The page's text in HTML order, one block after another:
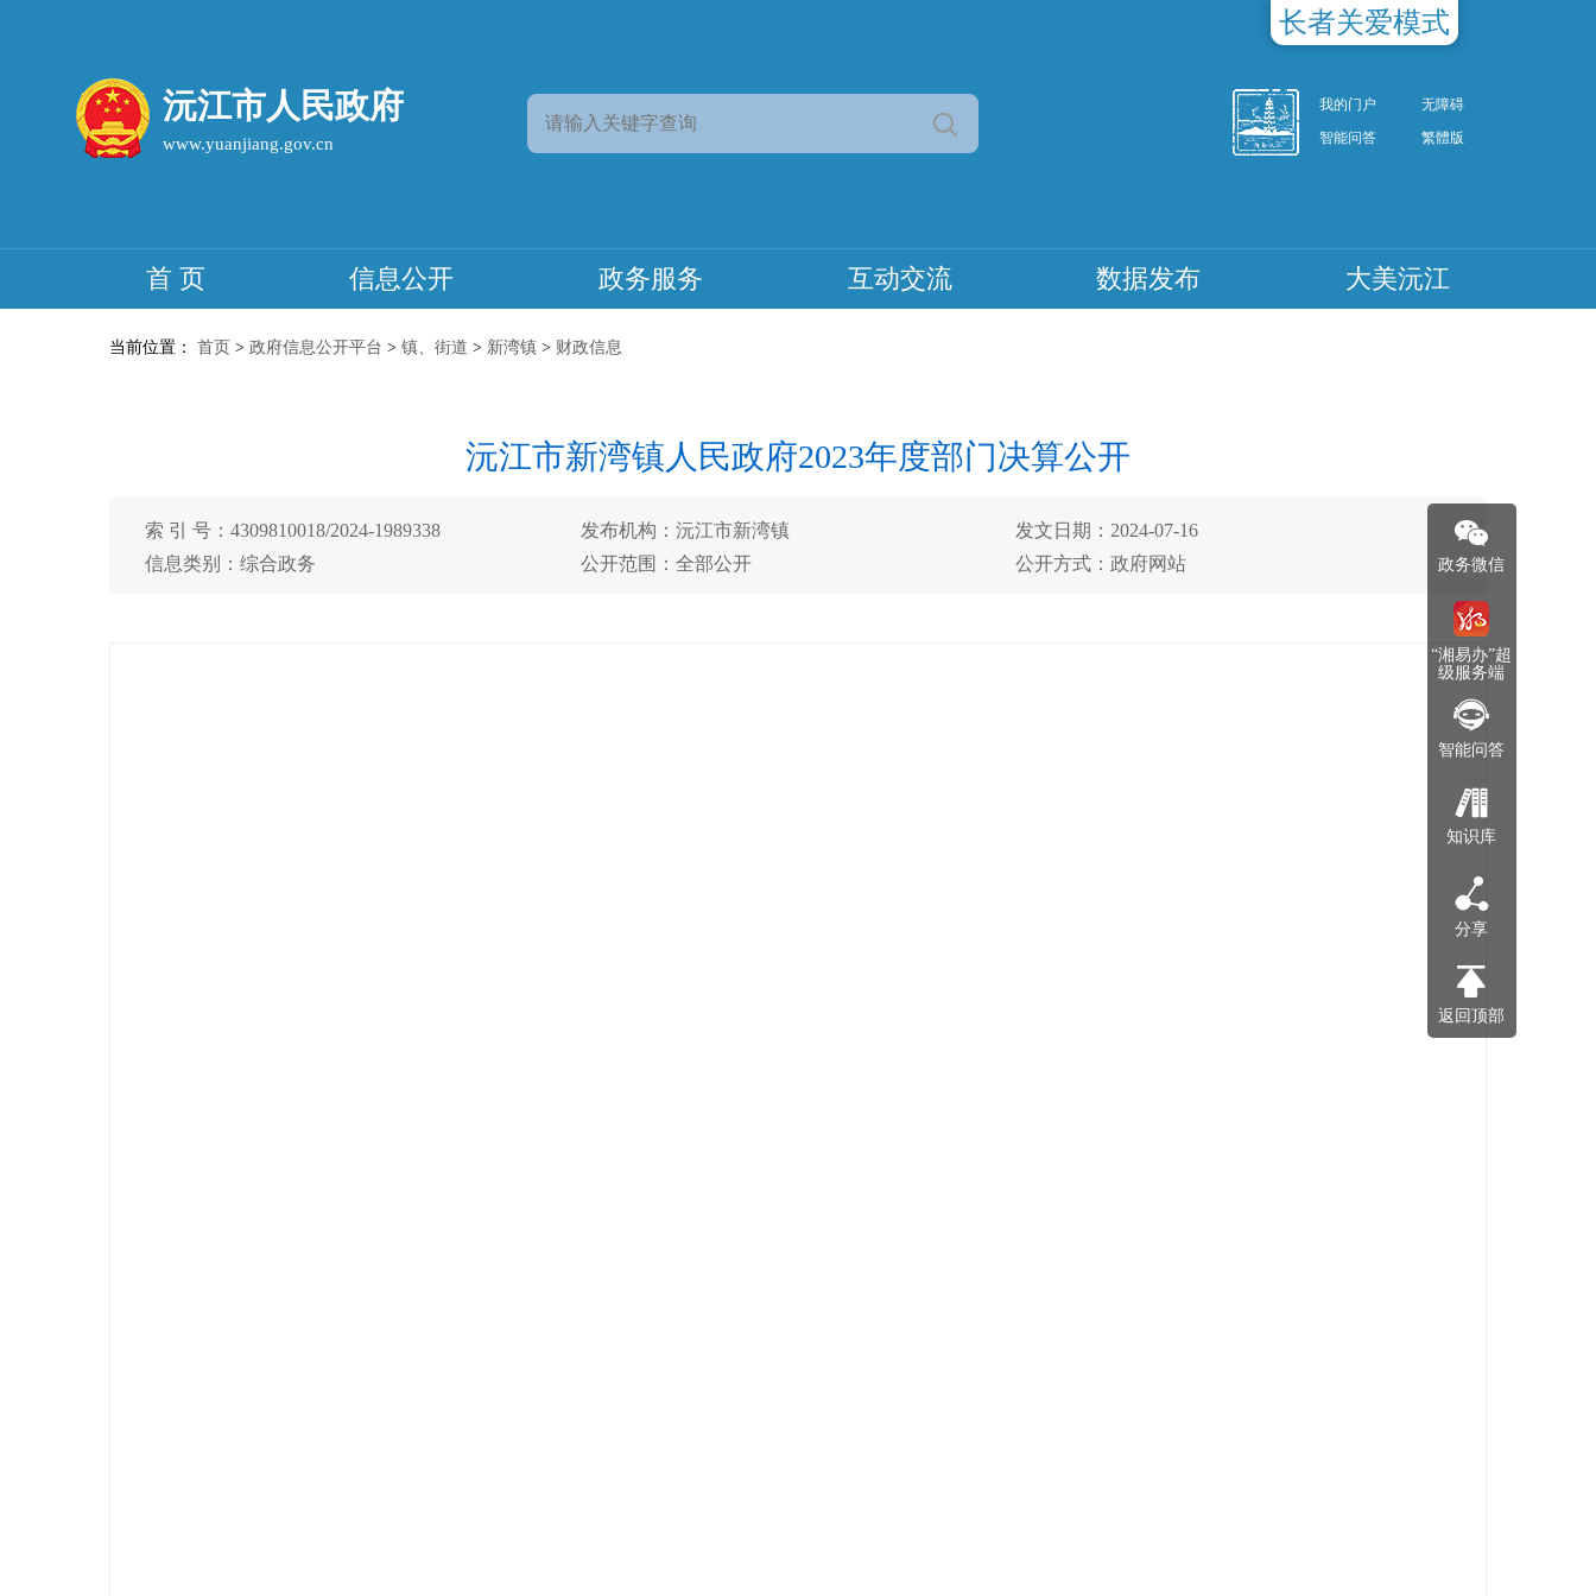
沅江市人民政府 我的门户
无障碍
智能问答
繁體版
首 页 信息公开 政务服务 互动交流 数据发布 大美沅江
当前位置： 首页 > 政府信息公开平台 > 镇、街道 > 新湾镇 > 财政信息
沅江市新湾镇人民政府2023年度部门决算公开
索 引 号：4309810018/2024-1989338 发布机构：沅江市新湾镇
发文日期：2024-07-16
信息类别：综合政务
公开范围：全部公开 公开方式：政府网站
长者关爱模式
政务微信
“湘易办”超
级服务端
智能问答
知识库
分享
返回顶部